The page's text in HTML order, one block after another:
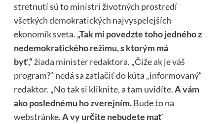
stretnutí sú to ministri životných prostredí
všetkých demokratických najvyspelejších
ekonomík sveta. „Tak mi povedzte toho jedného z
nedemokratického režimu, s ktorým má
byť,“žiada minister redaktora. „Čiže ak je váš
program?“ nedá sa zatlačiť do kúta „informovaný“
redaktor. „No tak si kliknite, a tam uvidíte.A vám
ako poslednému ho zverejním.Bude to na
webstránke.A vy určite nebudete mať